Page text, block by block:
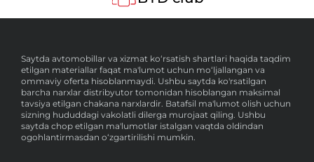
Saytda avtomobillar va xizmat ko‘rsatish shartlari haqida taqdim
etilgan materiallar faqat ma'lumot uchun mo‘ljallangan va
ommaviy oferta hisoblanmaydi. Ushbu saytda ko'rsatilgan
barcha narxlar distribyutor tomonidan hisoblangan maksimal
tavsiya etilgan chakana narxlardir. Batafsil ma'lumot olish uchun
sizning hududdagi vakolatli dilerga murojaat qiling. Ushbu
saytda chop etilgan ma'lumotlar istalgan vaqtda oldindan
ogohlantirmasdan o‘zgartirilishi mumkin.